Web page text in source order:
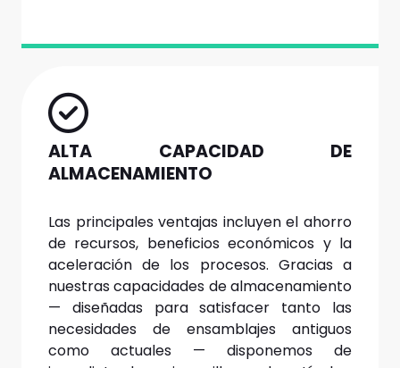
ALTA CAPACIDAD DE
ALMACENAMIENTO
Las principales ventajas incluyen el ahorro
de recursos, beneficios económicos y la
aceleración de los procesos. Gracias a
nuestras capacidades de almacenamiento
— diseñadas para satisfacer tanto las
necesidades de ensamblajes antiguos
como actuales — disponemos de